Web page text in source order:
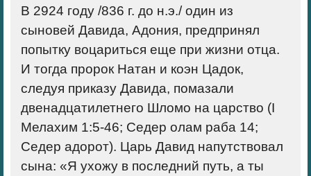
В 2924 году /836 г. до н.э./ один из
сыновей Давида, Адония, предпринял
попытку воцариться еще при жизни отца.
И тогда пророк Натан и коэн Цадок,
следуя приказу Давида, помазали
двенадцатилетнего Шломо на царство (I
Мелахим 1:5-46; Седер олам раба 14;
Седер адорот). Царь Давид напутствовал
сына: «Я ухожу в последний путь, а ты